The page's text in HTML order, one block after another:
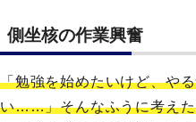
側坐核の作業興奮
「勉強を始めたいけど、や
い……」そんなふうに考えた